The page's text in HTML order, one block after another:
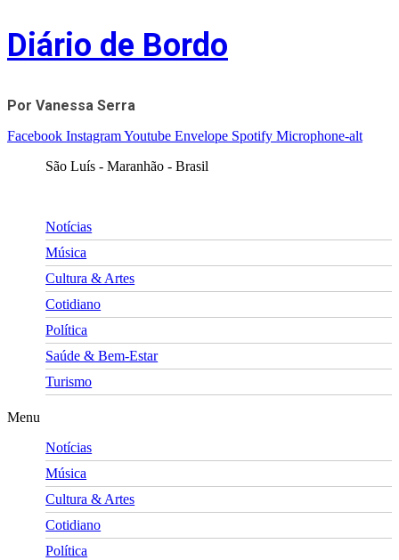
Skip
to
content
Diário de Bordo
Por Vanessa Serra
Facebook InstagramYoutube Envelope Spotify Microphone-alt
São Luís - Maranhão - Brasil
Notícias
Música
Cultura & Artes
Cotidiano
Política
Saúde & Bem-Estar
Turismo
Menu
Notícias
Música
Cultura & Artes
Cotidiano
Política